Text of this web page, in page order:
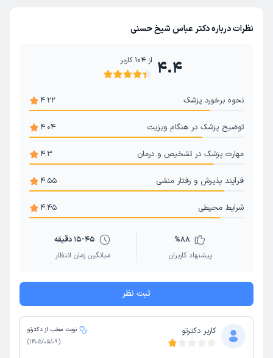
نظرات درباره دکتر عباس شیخ حسنی
4.4 از104 کاربر
نحوه برخورد پزشک 4.22
توضیح پزشک در هنگام ویزیت 4.04
مهارت پزشک در تشخیص و درمان 4.3
فرآیند پذیرش و رفتار منشی 4.55
شرایط محیطی 4.45
%88
پیشنهاد کاربران
15-45 دقیقه
میانگین زمان انتظار
ثبت نظر
کاربر دکترتو
نوبت مطب از دکترتو
(
1405/05/09
)